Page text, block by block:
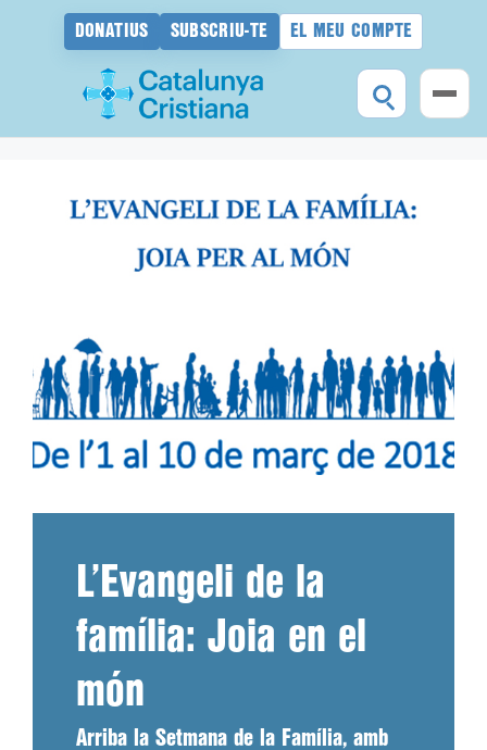
DONATIUS SUBSCRIU-TE EL MEU COMPTE
L’Evangeli de la
família: Joia en el
món
Arriba la Setmana de la Família, amb